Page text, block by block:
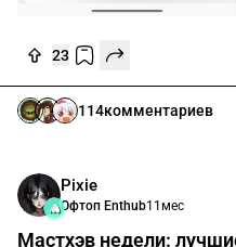
23
114комментариев
Pixie
Офтоп Enthub11мес
Мастхэв недели: